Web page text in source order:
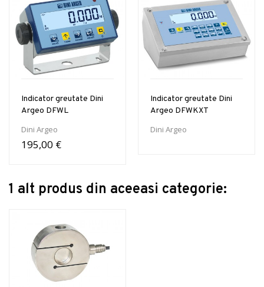
Indicator greutate Dini
Argeo DFWL
Dini Argeo
195,00 €
Indicator greutate Dini
Argeo DFWKXT
Dini Argeo
1 alt produs din aceeasi categorie: